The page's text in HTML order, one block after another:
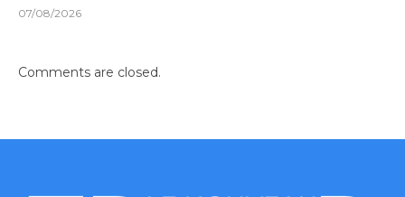
07/08/2026
Comments are closed.